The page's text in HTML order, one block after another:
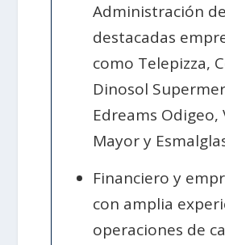
Administración de
destacadas
como Telepizza,
Dinosol
Edreams Odigeo,
Mayor y
Financiero y
con amplia
operaciones de